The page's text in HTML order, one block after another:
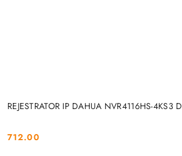
REJESTRATOR IP DAHUA NVR4116HS-4KS3
Cena:
712.00